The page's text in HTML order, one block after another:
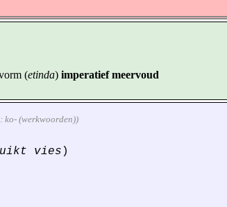
(etinda) imperatief meervoud
ko- (werkwoorden))
vies )